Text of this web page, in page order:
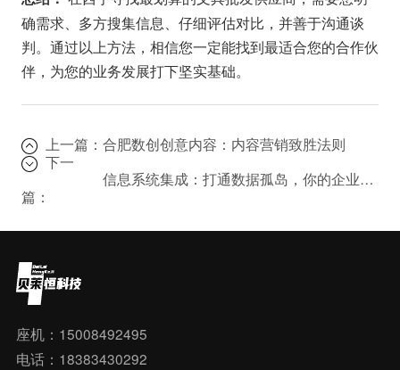
确需求、多方搜集信息、仔细评估对比，并善于沟通谈
判。通过以上方法，相信您一定能找到最适合您的合作伙
伴，为您的业务发展打下坚实基础。
上一篇：合肥数创创意内容：内容营销致胜法则
下一
篇：
信息系统集成：打通数据孤岛，你的企业离智能化还有多远？
座机：15008492495
电话：18383430292